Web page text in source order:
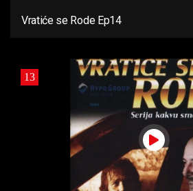
Vratiće se Rode Ep14
13